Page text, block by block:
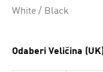
White / Black
Odaberi Veličina (UK)